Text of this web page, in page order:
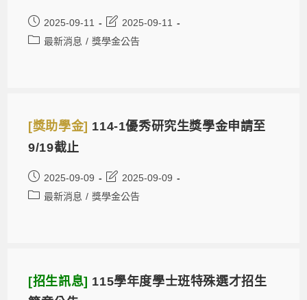
2025-09-11
2025-09-11
最新消息 / 獎學金公告
[獎助學金] 114-1優秀研究生獎學金申請至
9/19截止
2025-09-09
2025-09-09
最新消息 / 獎學金公告
[招生訊息] 115學年度學士班特殊選才招生